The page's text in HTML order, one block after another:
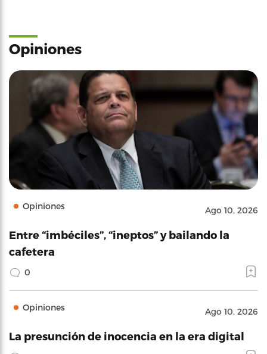
Opiniones
Opiniones Ago 10, 2026
Entre “imbéciles”, “ineptos” y bailando la
cafetera
0
Opiniones Ago 10, 2026
La presunción de inocencia en la era digital